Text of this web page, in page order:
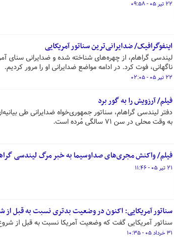
۲۲ تیر ۰۵ - ۰۹:۵۸
اینفوگرافیک/ ضدایرانی‌ترین سناتور آمریکایی
ناگهانی، فوت کرد. در ادامه مواضع ضدایرانی او را مرور کردیم.
۲۲ تیر ۰۵ - ۰۲:۰۵
فیلم/ آرزویش را به گور برد
دفتر لیندسی گراهام، سناتور جمهوری‌خواه ضدایرانی طی
به وقت محلی در سن ۷۱ سالگی مُرده است.
فیلم/ واکنش مجری‌های صداوسیما به خبر مرگ لیندسی
۲۱ تیر ۰۵ - ۱۱:۴۶
سناتور آمریکایی: اکنون در وضعیت بدتری نسبت به قبل
سناتور آمریکایی گفت که وضعیت آمریکا نسبت به قبل از
۳۱ خرداد ۰۵ - ۱۰:۳۵